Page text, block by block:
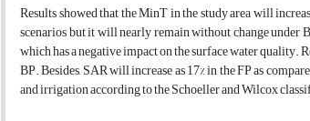
Results showed that the MinT in the study area will
scenarios but it will nearly remain without change under
which has a negative impact on the surface water quality.
BP. Besides, SAR will increase as 17% in the FP as
and irrigation according to the Schoeller and Wilcox